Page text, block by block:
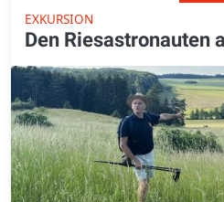
EXKURSION
Den Riesastronauten